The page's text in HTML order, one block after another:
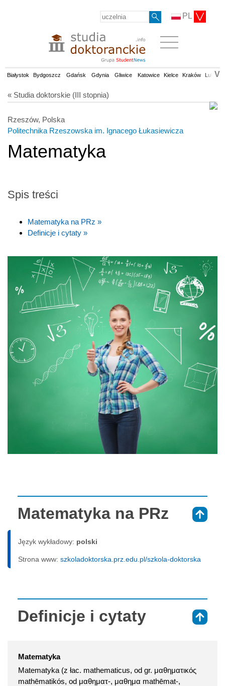
PL
Białystok Bydgoszcz Gdańsk Gdynia Gliwice Katowice Kielce Kraków Lublin
V
« Studia doktorskie (III stopnia)
Rzeszów, Polska
Politechnika Rzeszowska im. Ignacego Łukasiewicza
Matematyka
Spis treści
Matematyka na PRz »
Definicje i cytaty »
Matematyka na PRz
Język wykładowy: polski
Strona www: szkoladoktorska.prz.edu.pl/szkola-doktorska
Definicje i cytaty
Matematyka
Matematyka (z łac. mathematicus, od gr. μαθηματικός
mathēmatikós, od μαθηματ-, μαθημα mathēmat-,